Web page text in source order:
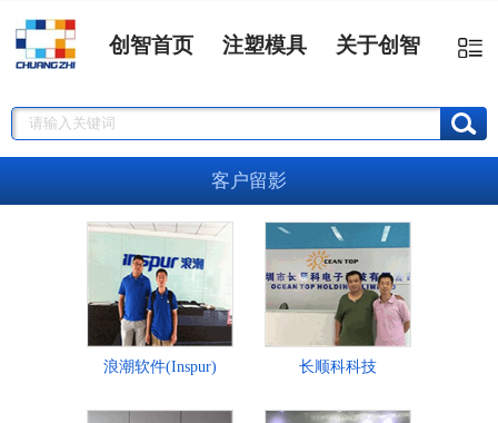
创智首页 注塑模具 关于创智
客户留影
浪潮软件(Inspur) 长顺科科技